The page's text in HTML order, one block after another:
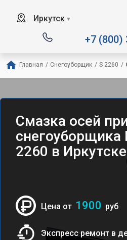
Иркутск ▼
+7 (800)
Главная / Снегоуборщик / S 2260 /
Смазка осей
снегоуборщика
2260 в Иркутске
Цена от 1900 руб
Экспресс ремонт в